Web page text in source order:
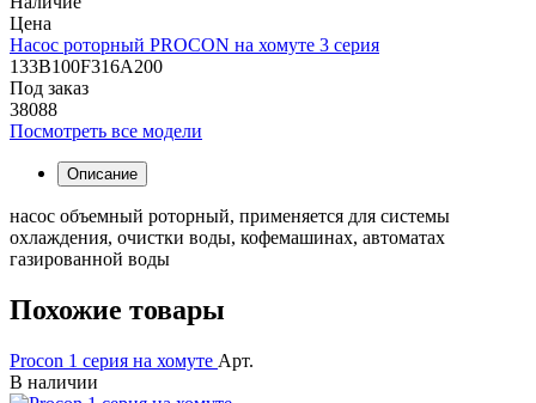
Цена
Насос роторный PROCON на хомуте 3 серия
133B100F316А200
Под заказ
38088
Посмотреть все модели
Описание
насос объемный роторный, применяется для системы
охлаждения, очистки воды, кофемашинах, автоматах
газированной воды
Похожие товары
Procon 1 серия на хомуте Арт.
В наличии